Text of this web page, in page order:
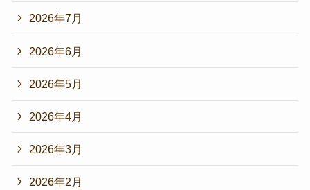
2026年7月
2026年6月
2026年5月
2026年4月
2026年3月
2026年2月